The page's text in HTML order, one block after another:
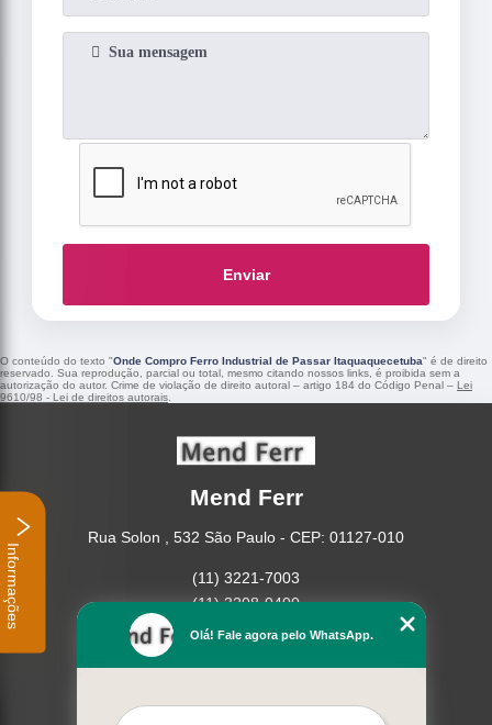
Enviar
O conteúdo do texto "Onde Compro Ferro Industrial de Passar Itaquaquecetuba" é de direito
reservado. Sua reprodução, parcial ou total, mesmo citando nossos links, é proibida sem a
autorização do autor. Crime de violação de direito autoral – artigo 184 do Código Penal – Lei
9610/98 - Lei de direitos autorais
Mend Ferr
Rua Solon , 532 São Paulo - CEP: 01127-010
(11) 3221-7003
(11) 3208-0400
Home
Empresa
Olá! Fale agora pelo WhatsApp.
Informações